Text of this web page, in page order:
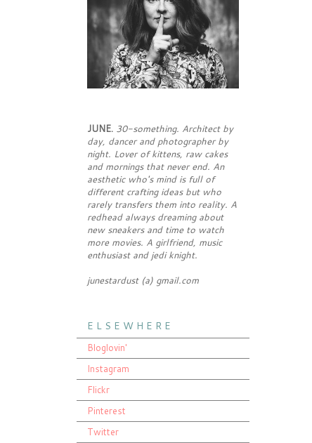
JUNE. 30-something. Architect by
day, dancer and photographer by
night. Lover of kittens, raw cakes
and mornings that never end. An
aesthetic who's mind is full of
different crafting ideas but who
rarely transfers them into reality. A
redhead always dreaming about
new sneakers and time to watch
more movies. A girlfriend, music
enthusiast and jedi knight.
junestardust (a) gmail.com
E L S E W H E R E
Bloglovin'
Instagram
Flickr
Pinterest
Twitter